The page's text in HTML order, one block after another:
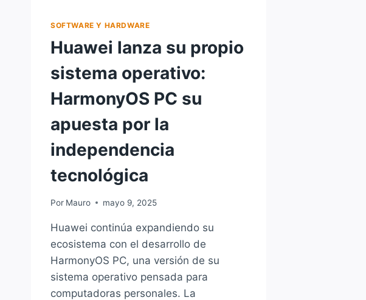
SOFTWARE Y HARDWARE
Huawei lanza su propio
sistema operativo:
HarmonyOS PC su
apuesta por la
independencia
tecnológica
Por Mauro mayo 9, 2025
Huawei continúa expandiendo su
ecosistema con el desarrollo de
HarmonyOS PC, una versión de su
sistema operativo pensada para
computadoras personales. La